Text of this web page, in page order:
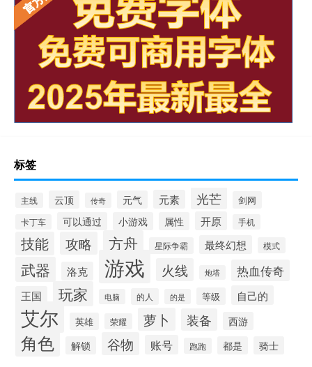
标签
主线 云顶 传奇 元气 元素 光芒 剑网
卡丁车 可以通过 小游戏 属性 开原 手机
技能 攻略 方舟 星际争霸 最终幻想 模式
武器 洛克 游戏 火线 炮塔 热血传奇
王国 玩家 电脑 的人 的是 等级 自己的
艾尔 英雄 荣耀 萝卜 装备 西游
角色 解锁 谷物 账号 跑跑 都是 骑士